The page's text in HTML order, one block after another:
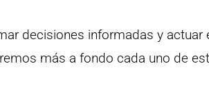
decisiones informadas y actuar
más a fondo cada uno de